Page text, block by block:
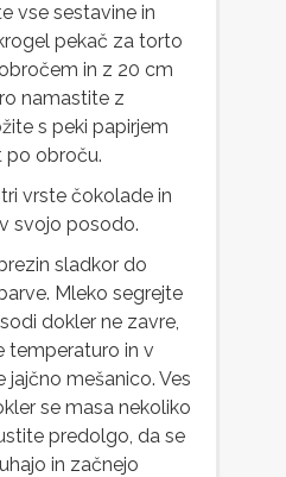
vse sestavine in
pekač za torto
in z 20 cm
namastite z
s peki papirjem
po obroču.
vrste čokolade in
svojo posodo.
sladkor do
Mleko segrejte
dokler ne zavre,
temperaturo in v
mešanico. Ves
se masa nekoliko
predolgo, da se
in začnejo